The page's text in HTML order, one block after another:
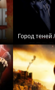
Город теней